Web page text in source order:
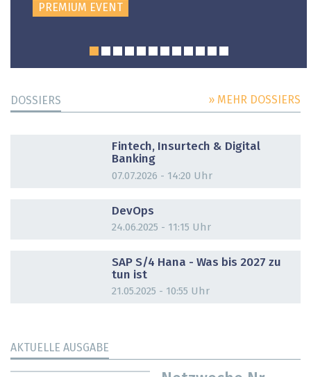
PREMIUM EVENT
DOSSIERS » MEHR DOSSIERS
Fintech, Insurtech & Digital
Banking
07.07.2026 - 14:20 Uhr
DevOps
24.06.2025 - 11:15 Uhr
SAP S/4 Hana - Was bis 2027 zu
tun ist
21.05.2025 - 10:55 Uhr
AKTUELLE AUSGABE